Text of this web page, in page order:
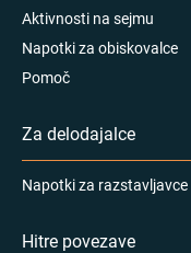
Aktivnosti na sejmu
Napotki za obiskovalce
Pomoč
Za delodajalce
Napotki za razstavljavce
Hitre povezave